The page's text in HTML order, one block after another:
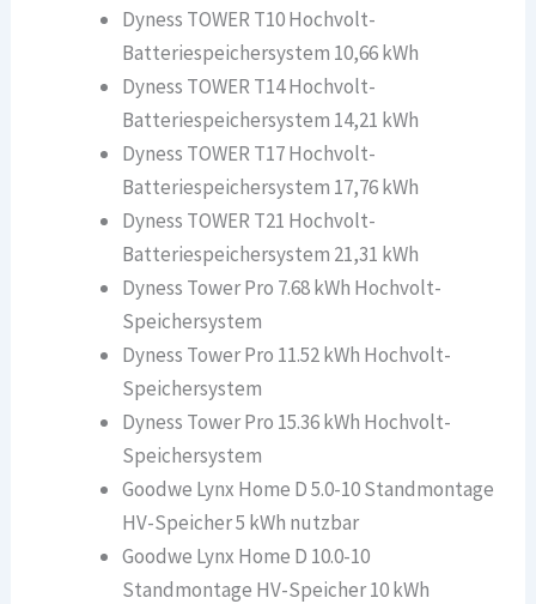
Dyness TOWER T10 Hochvolt-
Batteriespeichersystem 10,66 kWh
Dyness TOWER T14 Hochvolt-
Batteriespeichersystem 14,21 kWh
Dyness TOWER T17 Hochvolt-
Batteriespeichersystem 17,76 kWh
Dyness TOWER T21 Hochvolt-
Batteriespeichersystem 21,31 kWh
Dyness Tower Pro 7.68 kWh Hochvolt-
Speichersystem
Dyness Tower Pro 11.52 kWh Hochvolt-
Speichersystem
Dyness Tower Pro 15.36 kWh Hochvolt-
Speichersystem
Goodwe Lynx Home D 5.0-10 Standmontage
HV-Speicher 5 kWh nutzbar
Goodwe Lynx Home D 10.0-10
Standmontage HV-Speicher 10 kWh